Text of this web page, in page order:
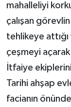
mahalleliyi
çalışan
tehlikeye
çeşmeyi
İtfaiye
Tarihi ahşap
facianın